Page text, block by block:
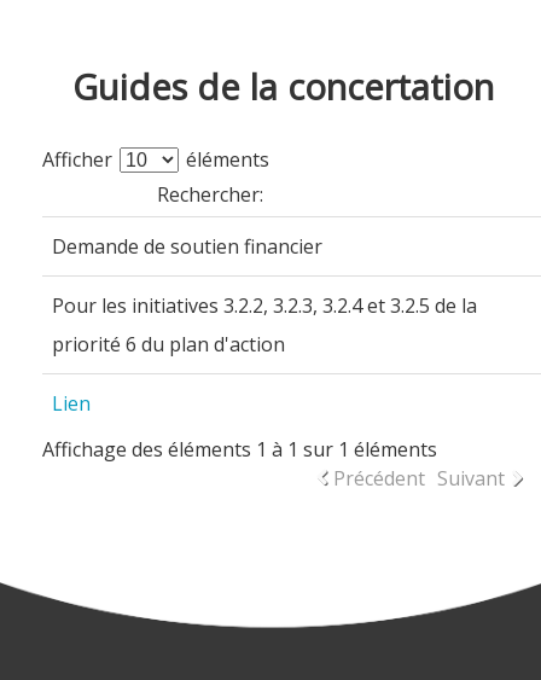
Guides de la concertation
Afficher
éléments
Rechercher:
Demande de soutien financier
Pour les initiatives 3.2.2, 3.2.3, 3.2.4 et 3.2.5 de la
priorité 6 du plan d'action
Lien
Affichage des éléments 1 à 1 sur 1 éléments
Précédent Suivant